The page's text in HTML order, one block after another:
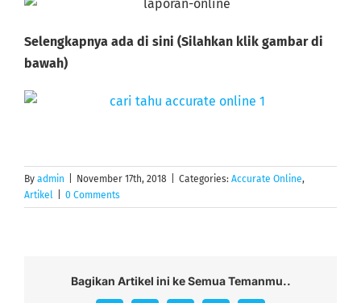
Selengkapnya ada di sini (Silahkan klik gambar di
bawah)
By admin November 17th, 2018 Categories: Accurate Online,
Artikel
0 Comments
Bagikan Artikel ini ke Semua Temanmu..